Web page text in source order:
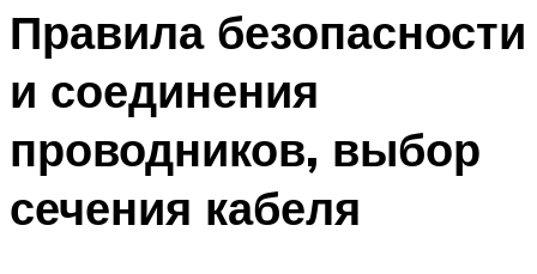
Правила безопасности
и соединения
проводников, выбор
сечения кабеля